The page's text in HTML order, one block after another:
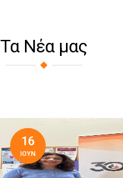
Τα Νέα μας
16
ΙΟΥΝ